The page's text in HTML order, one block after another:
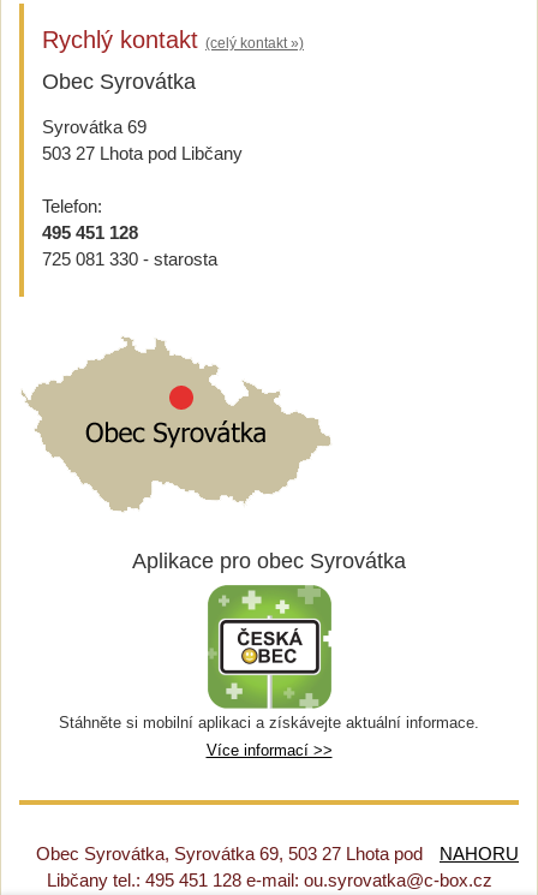
Rychlý kontakt (celý kontakt »)
Obec Syrovátka
Syrovátka 69
503 27 Lhota pod Libčany
Telefon:
495 451 128
725 081 330 - starosta
Aplikace pro obec Syrovátka
Stáhněte si mobilní aplikaci a získávejte aktuální informace.
Více informací >>
NAHORU
Obec Syrovátka, Syrovátka 69, 503 27 Lhota pod
Libčany tel.: 495 451 128 e-mail: ou.syrovatka@c-box.cz